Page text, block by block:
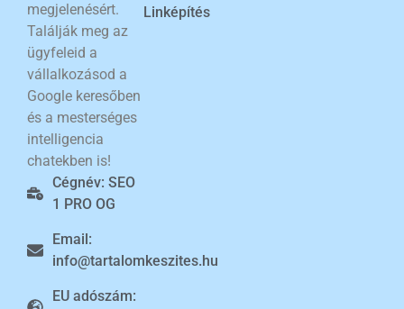
megjelenésért.
Találják meg az
ügyfeleid a
vállalkozásod a
Google keresőben
és a mesterséges
intelligencia
chatekben is!
Cégnév: SEO
1 PRO OG
Email:
info@tartalomkeszites.hu
EU adószám:
Linképítés